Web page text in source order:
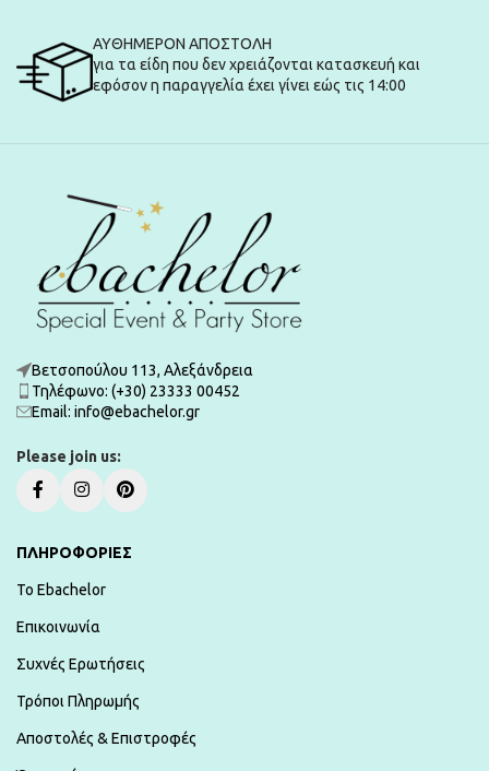
ΑΥΘΗΜΕΡΟΝ ΑΠΟΣΤΟΛΗ
για τα είδη που δεν χρειάζονται κατασκευή και
εφόσον η παραγγελία έχει γίνει εώς τις 14:00
Βετσοπούλου 113, Αλεξάνδρεια
Τηλέφωνο: (+30) 23333 00452
Εmail: info@ebachelor.gr
Please join us:
ΠΛΗΡΟΦΟΡΙΕΣ
To Ebachelor
Επικοινωνία
Συχνές Ερωτήσεις
Τρόποι Πληρωμής
Αποστολές & Επιστροφές